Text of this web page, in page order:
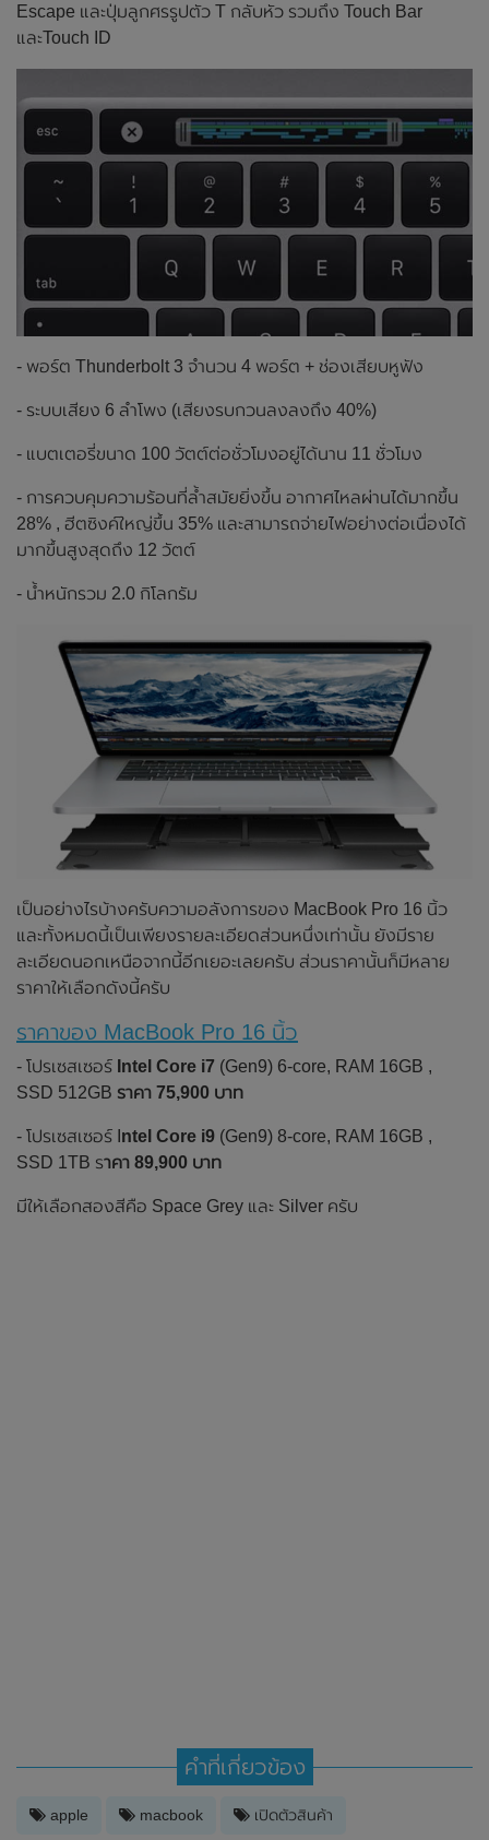
Escape และปุ่มลูกศรรูปตัว T กลับหัว รวมถึง Touch Bar
และTouch ID
- พอร์ต Thunderbolt 3 จำนวน 4 พอร์ต + ช่องเสียบหูฟัง
- ระบบเสียง 6 ลำโพง (เสียงรบกวนลงลงถึง 40%)
- แบตเตอรี่ขนาด 100 วัตต์ต่อชั่วโมงอยู่ได้นาน 11 ชั่วโมง
- การควบคุมความร้อนที่ล้ำสมัยยิ่งขึ้น อากาศไหลผ่านได้มากขึ้น
28% , ฮีตซิงค์ใหญ่ขึ้น 35% และสามารถจ่ายไฟอย่างต่อเนื่องได้
มากขึ้นสูงสุดถึง 12 วัตต์
- น้ำหนักรวม 2.0 กิโลกรัม
เป็นอย่างไรบ้างครับความอลังการของ MacBook Pro 16 นิ้ว
และทั้งหมดนี้เป็นเพียงรายละเอียดส่วนหนึ่งเท่านั้น ยังมีราย
ละเอียดนอกเหนือจากนี้อีกเยอะเลยครับ ส่วนราคานั้นก็มีหลาย
ราคาให้เลือกดังนี้ครับ
ราคาของ MacBook Pro 16 นิ้ว
- โปรเซสเซอร์ Intel Core i7 (Gen9) 6-core, RAM 16GB ,
SSD 512GB ราคา 75,900 บาท
- โปรเซสเซอร์ I ntel Core i9 (Gen9) 8-core, RAM 16GB ,
SSD 1TB ราคา 89,900 บาท
มีให้เลือกสองสีคือ Space Grey และ Silver ครับ
คำที่เกี่ยวข้อง
apple macbook เปิดตัวสินค้า